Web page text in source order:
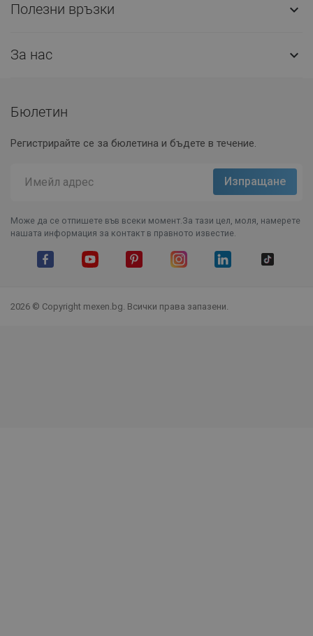
Полезни връзки 
За нас 
Бюлетин
Регистрирайте се за бюлетина и бъдете в течение.
Може да се отпишете във всеки момент.За тази цел, моля, намерете
нашата информация за контакт в правното известие.
2026 © Copyright mexen.bg. Всички права запазени.